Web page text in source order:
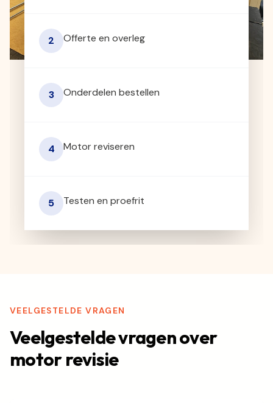
2 Offerte en overleg
3 Onderdelen bestellen
4 Motor reviseren
5 Testen en proefrit
VEELGESTELDE VRAGEN
Veelgestelde vragen over
motor revisie